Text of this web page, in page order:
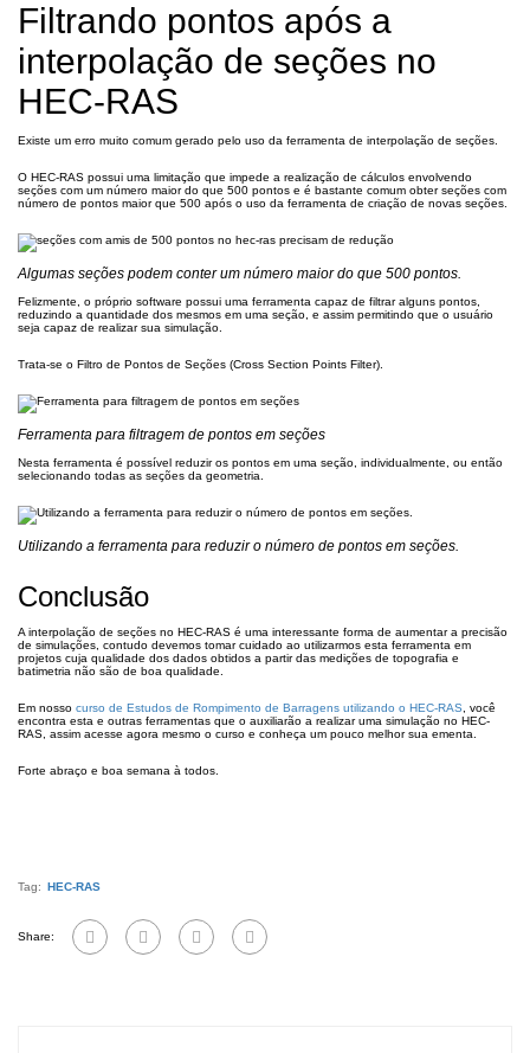
Filtrando pontos após a
interpolação de seções no
HEC-RAS
Existe um erro muito comum gerado pelo uso da ferramenta de interpolação de seções.
O HEC-RAS possui uma limitação que impede a realização de cálculos envolvendo
seções com um número maior do que 500 pontos e é bastante comum obter seções com
número de pontos maior que 500 após o uso da ferramenta de criação de novas seções.
Algumas seções podem conter um número maior do que 500 pontos.
Felizmente, o próprio software possui uma ferramenta capaz de filtrar alguns pontos,
reduzindo a quantidade dos mesmos em uma seção, e assim permitindo que o usuário
seja capaz de realizar sua simulação.
Trata-se o Filtro de Pontos de Seções (Cross Section Points Filter).
Ferramenta para filtragem de pontos em seções
Nesta ferramenta é possível reduzir os pontos em uma seção, individualmente, ou então
selecionando todas as seções da geometria.
Utilizando a ferramenta para reduzir o número de pontos em seções.
Conclusão
A interpolação de seções no HEC-RAS é uma interessante forma de aumentar a precisão
de simulações, contudo devemos tomar cuidado ao utilizarmos esta ferramenta em
projetos cuja qualidade dos dados obtidos a partir das medições de topografia e
batimetria não são de boa qualidade.
Em nosso curso de Estudos de Rompimento de Barragens utilizando o HEC-RAS , você
encontra esta e outras ferramentas que o auxiliarão a realizar uma simulação no HEC-
RAS, assim acesse agora mesmo o curso e conheça um pouco melhor sua ementa.
Forte abraço e boa semana à todos.
Tag: HEC-RAS
Share: